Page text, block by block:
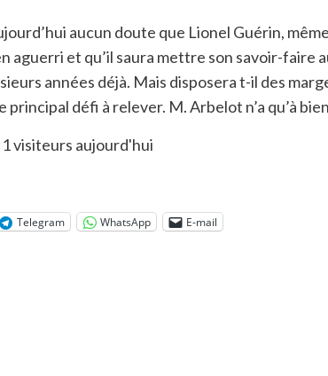
aucun doute que Lionel Guérin, même
aguerri et qu’il saura mettre son savoir-faire
années déjà. Mais disposera t-il des
principal défi à relever. M. Arbelot n’a qu’à
1 visiteurs aujourd'hui
Telegram WhatsApp E-mail